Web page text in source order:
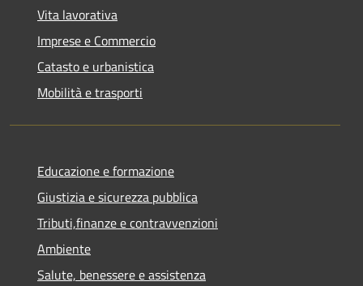
Vita lavorativa
Imprese e Commercio
Catasto e urbanistica
Mobilità e trasporti
Educazione e formazione
Giustizia e sicurezza pubblica
Tributi,finanze e contravvenzioni
Ambiente
Salute, benessere e assistenza